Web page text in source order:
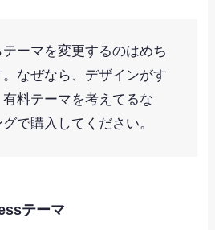
ーマを変更するのはめち
なぜなら、デザインがす
料テーマを考えてるな
で購入してください。
テーマ